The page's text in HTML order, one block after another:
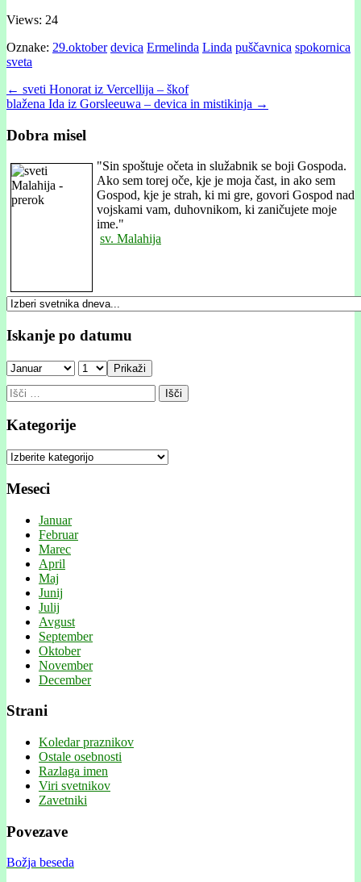
Views: 24
Oznake: 29.oktober devica Ermelinda Linda puščavnica spokornica
sveta
Post
navigation
← sveti Honorat iz Vercellija – škof
blažena Ida iz Gorsleeuwa – devica in mistikinja →
Dobra misel
"Sin spoštuje očeta in služabnik se boji Gospoda.
Ako sem torej oče, kje je moja čast, in ako sem
Gospod, kje je strah, ki mi gre, govori Gospod nad
vojskami vam, duhovnikom, ki zaničujete moje
ime."
sv. Malahija
Iskanje po datumu
Prikaži
Išči:
Kategorije
Kategorije
Meseci
Januar
Februar
Marec
April
Maj
Junij
Julij
Avgust
September
Oktober
November
December
Strani
Koledar praznikov
Ostale osebnosti
Razlaga imen
Viri svetnikov
Zavetniki
Povezave
Božja beseda